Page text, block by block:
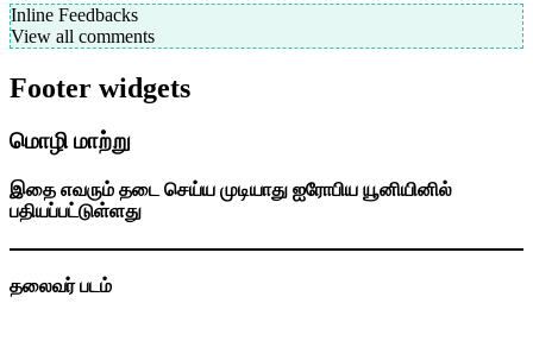
Inline Feedbacks
View all comments
Footer widgets
மொழி மாற்று
இதை எவரும் தடை செய்ய முடியாது ஐரோபிய யூனியினில்
பதியப்பட்டுள்ளது
தலைவர் படம்